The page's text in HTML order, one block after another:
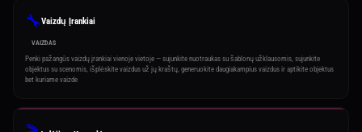
🔧Vaizdų Įrankiai
VAIZDAS
Penki pažangūs vaizdų įrankiai vienoje vietoje — sujunkite nuotraukas su šablonų užklausomis, sujunkite
objektus su scenomis, išplėskite vaizdus už jų kraštų, generuokite daugiakampius vaizdus ir aptikite objektus
bet kuriame vaizde